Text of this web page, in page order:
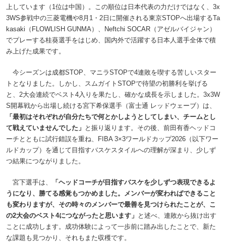
上しています（1位は中国）。この順位は日本代表の力だけではなく、3x
3WS参戦中の三菱電機や8月1・2日に開催される東京STOPへ出場するTa
kasaki（FLOWLISH GUNMA）、Neftchi SOCAR（アゼルバイジャン）
でプレーする桂葵選手をはじめ、国内外で活躍する日本人選手全体で積
み上げた成果です。
今シーズンは成都STOP、マニラSTOPで4連敗を喫する苦しいスター
トとなりました。しかし、スムガイトSTOPで待望の初勝利を挙げる
と、2大会連続でベスト4入りを果たし、確かな成長を示しました。3x3W
S開幕戦から出場し続ける宮下希保選手（富士通 レッドウェーブ）は、
「最初はそれぞれが自分たちで何とかしようとしてしまい、チームとし
て戦えていませんでした」 と振り返ります。その後、前田有香ヘッドコ
ーチとともに試行錯誤を重ね、FIBA 3×3ワールドカップ2026（以下ワー
ルドカップ）を通じて目指すバスケスタイルへの理解が深まり、少しず
つ結果につながりました。
宮下選手は、
「ヘッドコーチが目指すバスケを少しずつ表現できるよ
うになり、勝てる感覚もつかめました。メンバーが変わればできること
も変わりますが、その時々のメンバーで最善を見つけられたことが、こ
の2大会のベスト4につながったと思います」 と述べ、連敗から抜け出す
ことに成功します。成功体験によって一歩前に踏み出したことで、新た
な課題も見つかり、それもまた収穫です。